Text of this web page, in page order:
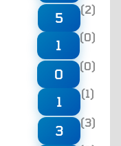
5
(2)
1
(0)
0
(0)
1
(1)
3
(3)